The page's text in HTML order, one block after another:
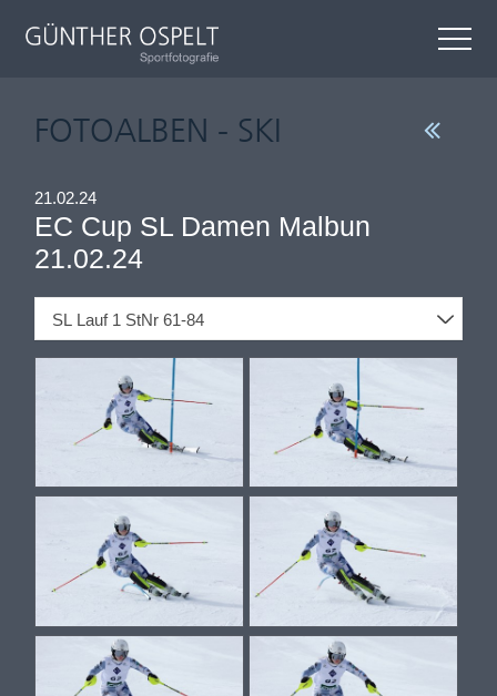
FOTOALBEN - SKI
21.02.24
EC Cup SL Damen Malbun
21.02.24